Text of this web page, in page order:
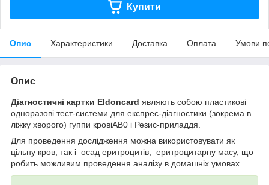
Купити
Опис Характеристики Доставка Оплата Умови
Опис
Діагностичні картки Eldoncard являють собою пластикові
одноразові тест-системи для експрес-діагностики (зокрема в
ліжку хворого) гуппи кровіAB0 і Резис-приладдя.
Для проведення дослідження можна використовувати як
цільну кров, так і осад еритроцитів, еритроцитарну масу, що
робить можливим проведення аналізу в домашніх умовах.